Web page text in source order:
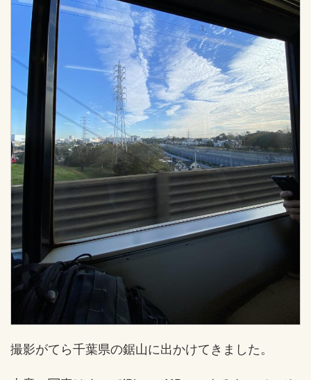
撮影がてら千葉県の鋸山に出かけてきました。